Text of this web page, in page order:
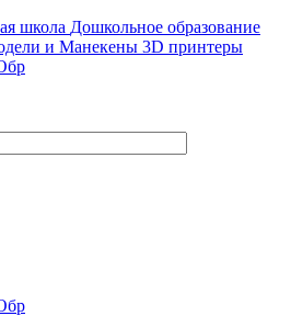
школа Дошкольное образование
и Манекены 3D принтеры